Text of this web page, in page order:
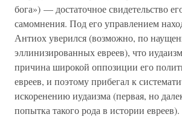
бога») — достаточное свидетельство
самомнения. Под его управлением
Антиох уверился (возможно, по
эллинизированных евреев), что
причина широкой оппозиции его
евреев, и поэтому прибегал к
искоренению иудаизма (первая, но
попытка такого рода в истории евреев).